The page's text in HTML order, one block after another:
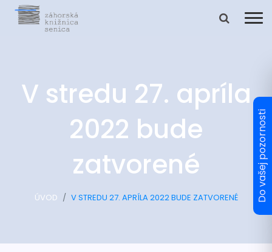
V stredu 27. apríla
2022 bude
zatvorené
ÚVOD V STREDU 27. APRÍLA 2022 BUDE ZATVORENÉ